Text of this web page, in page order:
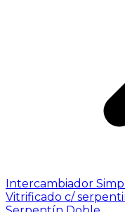
Intercambiador
Vitrificado c/